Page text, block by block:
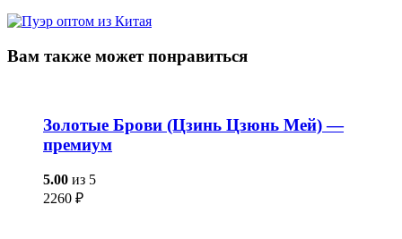
Вам также может понравиться
Золотые Брови (Цзинь Цзюнь Мей) —
премиум
5.00 из 5
2260 ₽